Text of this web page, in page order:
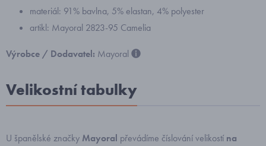
materiál: 91% bavlna, 5% elastan, 4% polyester
artikl: Mayoral 2823-95 Camelia
Výrobce / Dodavatel: Mayoral
Velikostní tabulky
U španělské značky Mayoral převádíme číslování velikostí na